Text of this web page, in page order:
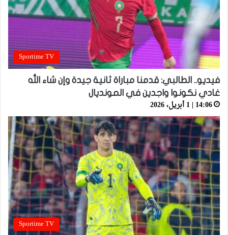
Sportime TV
فيديو.. الطالبي: قدمنا مباراة ثانية جيدة وإن شاء الله
غادي نكونوا واجدين في المونديال
14:06 | 1 أبريل، 2026
Sportime TV